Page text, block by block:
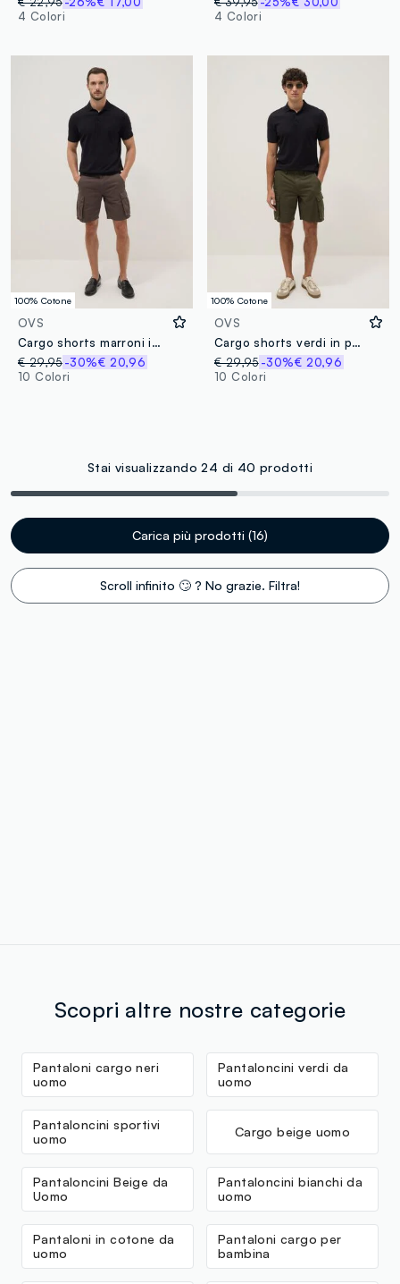
4 Colori
4 Colori
100% Cotone
OVS
Cargo shorts marroni in puro cotone regular fit
€ 29,95-30%€ 20,96
10 Colori
100% Cotone
OVS
Cargo shorts verdi in puro cotone regular fit
€ 29,95 -30%€ 20,96
10 Colori
Stai visualizzando 24 di 40 prodotti
Carica più prodotti (16)
Scroll infinito 🙄 ? No grazie. Filtra!
Scopri altre nostre categorie
Pantaloni cargo neri
uomo
Pantaloncini verdi da
uomo
Pantaloncini sportivi
uomo
Cargo beige uomo
Pantaloncini Beige da
Uomo
Pantaloncini bianchi da
uomo
Pantaloni in cotone da
uomo
Pantaloni cargo per
bambina